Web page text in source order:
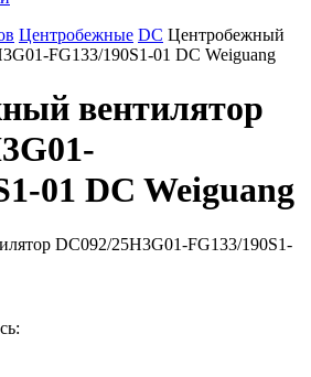
Центробежные DC Центробежный
FG133/190S1-01 DC Weiguang
вентилятор
01 DC Weiguang